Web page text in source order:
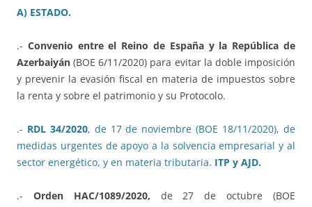
A) ESTADO.
.- Convenio entre el Reino de España y la República de
Azerbaiyán (BOE 6/11/2020) para evitar la doble imposición
y prevenir la evasión fiscal en materia de impuestos sobre
la renta y sobre el patrimonio y su Protocolo.
.- RDL 34/2020, de 17 de noviembre (BOE 18/11/2020), de
medidas urgentes de apoyo a la solvencia empresarial y al
sector energético, y en materia tributaria. ITP y AJD.
.- Orden HAC/1089/2020, de 27 de octubre (BOE